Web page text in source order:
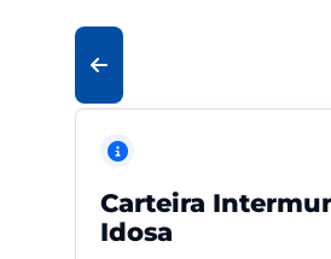
Carteira
Idosa